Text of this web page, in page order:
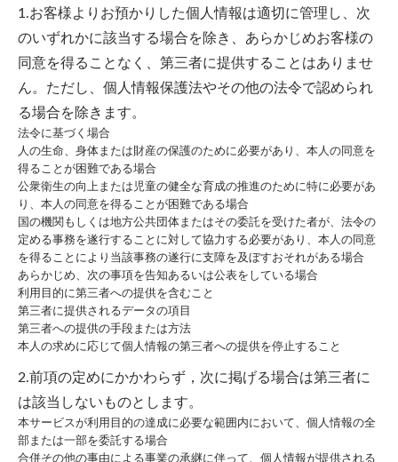
1.お客様よりお預かりした個人情報は適切に管理し、次
のいずれかに該当する場合を除き、あらかじめお客様の
同意を得ることなく、第三者に提供することはありませ
ん。ただし、個人情報保護法やその他の法令で認められ
る場合を除きます。
法令に基づく場合
人の生命、身体または財産の保護のために必要があり、本人の同意を
得ることが困難である場合
公衆衛生の向上または児童の健全な育成の推進のために特に必要があ
り、本人の同意を得ることが困難である場合
国の機関もしくは地方公共団体またはその委託を受けた者が、法令の
定める事務を遂行することに対して協力する必要があり、本人の同意
を得ることにより当該事務の遂行に支障を及ぼすおそれがある場合
あらかじめ、次の事項を告知あるいは公表をしている場合
利用目的に第三者への提供を含むこと
第三者に提供されるデータの項目
第三者への提供の手段または方法
本人の求めに応じて個人情報の第三者への提供を停止すること
2.前項の定めにかかわらず，次に掲げる場合は第三者に
は該当しないものとします。
本サービスが利用目的の達成に必要な範囲内において、個人情報の全
部または一部を委託する場合
合併その他の事由による事業の承継に伴って、個人情報が提供される